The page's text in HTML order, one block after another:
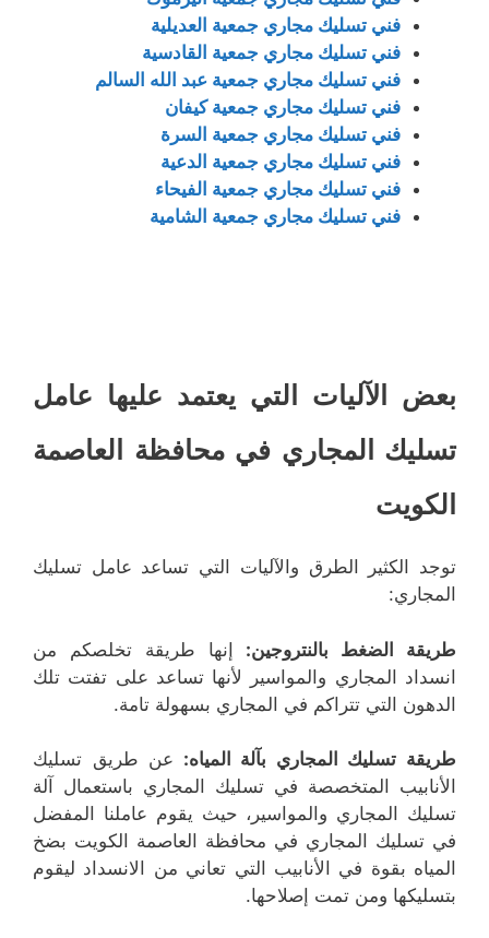
فني تسليك مجاري جمعية العديلية
فني تسليك مجاري جمعية القادسية
فني تسليك مجاري جمعية عبد الله السالم
فني تسليك مجاري جمعية كيفان
فني تسليك مجاري جمعية السرة
فني تسليك مجاري جمعية الدعية
فني تسليك مجاري جمعية الفيحاء
فني تسليك مجاري جمعية الشامية
بعض الآليات التي يعتمد عليها عامل
تسليك المجاري في محافظة العاصمة
الكويت
توجد الكثير الطرق والآليات التي تساعد عامل تسليك
المجاري:
طريقة الضغط بالنتروجين: إنها طريقة تخلصكم من
انسداد المجاري والمواسير لأنها تساعد على تفتت تلك
الدهون التي تتراكم في المجاري بسهولة تامة.
طريقة تسليك المجاري بآلة المياه: عن طريق تسليك
الأنابيب المتخصصة في تسليك المجاري باستعمال آلة
تسليك المجاري والمواسير، حيث يقوم عاملنا المفضل
في تسليك المجاري في محافظة العاصمة الكويت بضخ
المياه بقوة في الأنابيب التي تعاني من الانسداد ليقوم
بتسليكها ومن تمت إصلاحها.